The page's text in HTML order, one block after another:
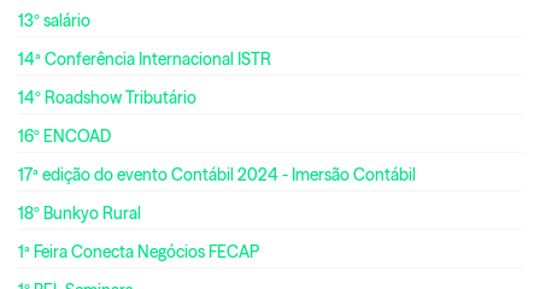
13º salário
14ª Conferência Internacional ISTR
14º Roadshow Tributário
16º ENCOAD
17ª edição do evento Contábil 2024 - Imersão Contábil
18º Bunkyo Rural
1ª Feira Conecta Negócios FECAP